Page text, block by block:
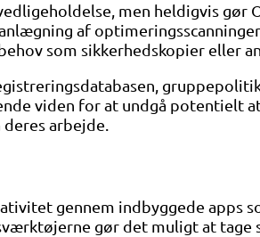
men heldigvis
af
som sikkerhedskopier eller
viden for at undgå potentielt
arbejde.
gennem indbyggede apps
gør det muligt at